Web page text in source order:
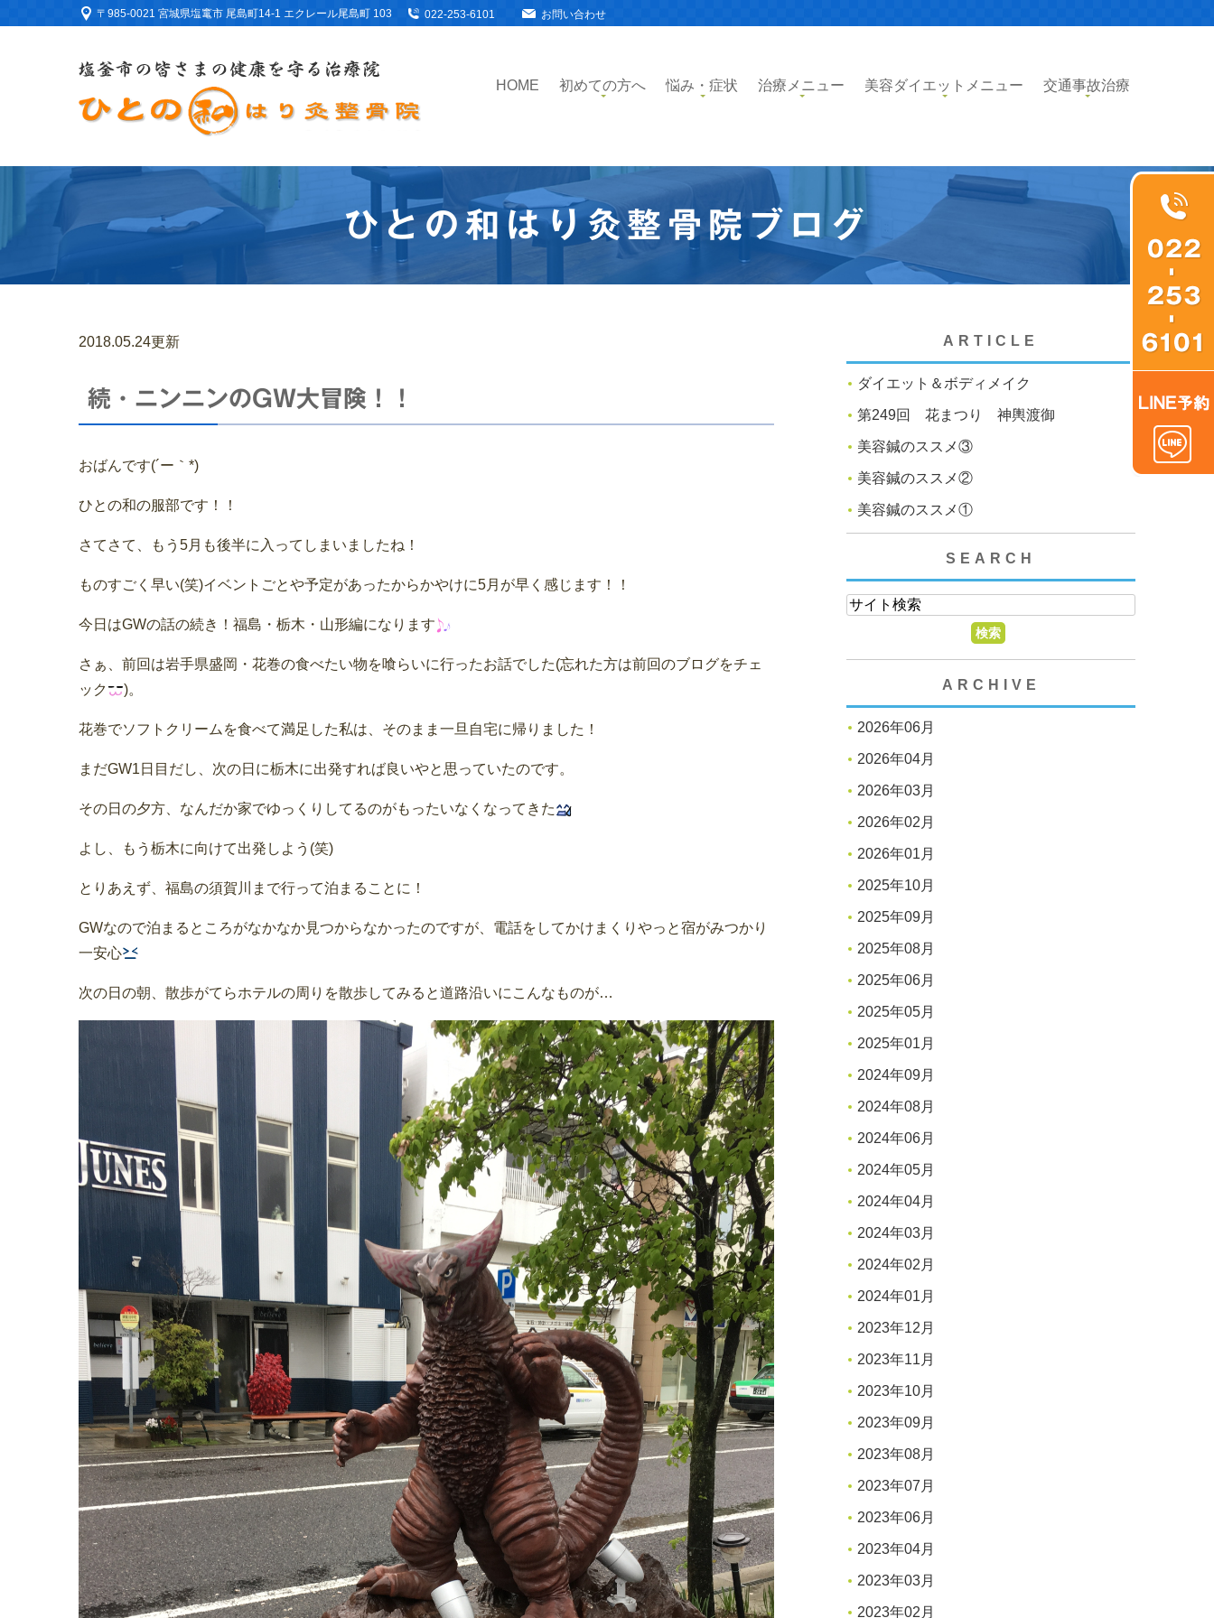
〒985-0021 宮城県塩竃市 尾島町14-1 エクレール尾島町 103 022-253-6101 お問い合わせ
HOME 初めての方へ 悩み・症状 治療メニュー 美容ダイエットメニュー 交通事故治療
ひとの和はり灸整骨院ブログ
2018.05.24更新
続・ニンニンのGW大冒険！！
おばんです(´ー｀*)
ひとの和の服部です！！
さてさて、もう5月も後半に入ってしまいましたね！
ものすごく早い(笑)イベントごとや予定があったからかやけに5月が早く感じます！！
今日はGWの話の続き！福島・栃木・山形編になります
さぁ、前回は岩手県盛岡・花巻の食べたい物を喰らいに行ったお話でした(忘れた方は前回のブログをチェ
ック
)。
花巻でソフトクリームを食べて満足した私は、そのまま一旦自宅に帰りました！
まだGW1日目だし、次の日に栃木に出発すれば良いやと思っていたのです。
その日の夕方、なんだか家でゆっくりしてるのがもったいなくなってきた
よし、もう栃木に向けて出発しよう(笑)
とりあえず、福島の須賀川まで行って泊まることに！
GWなので泊まるところがなかなか見つからなかったのですが、電話をしてかけまくりやっと宿がみつかり
一安心
次の日の朝、散歩がてらホテルの周りを散歩してみると道路沿いにこんなものが…
ARTICLE
ダイエット＆ボディメイク
第249回 花まつり 神輿渡御
美容鍼のススメ③
美容鍼のススメ②
美容鍼のススメ①
SEARCH
ARCHIVE
2026年06月
2026年04月
2026年03月
2026年02月
2026年01月
2025年10月
2025年09月
2025年08月
2025年06月
2025年05月
2025年01月
2024年09月
2024年08月
2024年06月
2024年05月
2024年04月
2024年03月
2024年02月
2024年01月
2023年12月
2023年11月
2023年10月
2023年09月
2023年08月
2023年07月
2023年06月
2023年04月
2023年03月
2023年02月